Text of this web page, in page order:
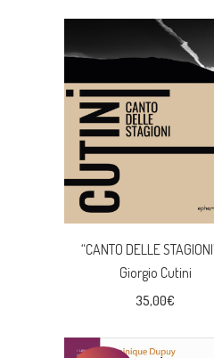
“CANTO DELLE
Giorgio Cutini
35,00€